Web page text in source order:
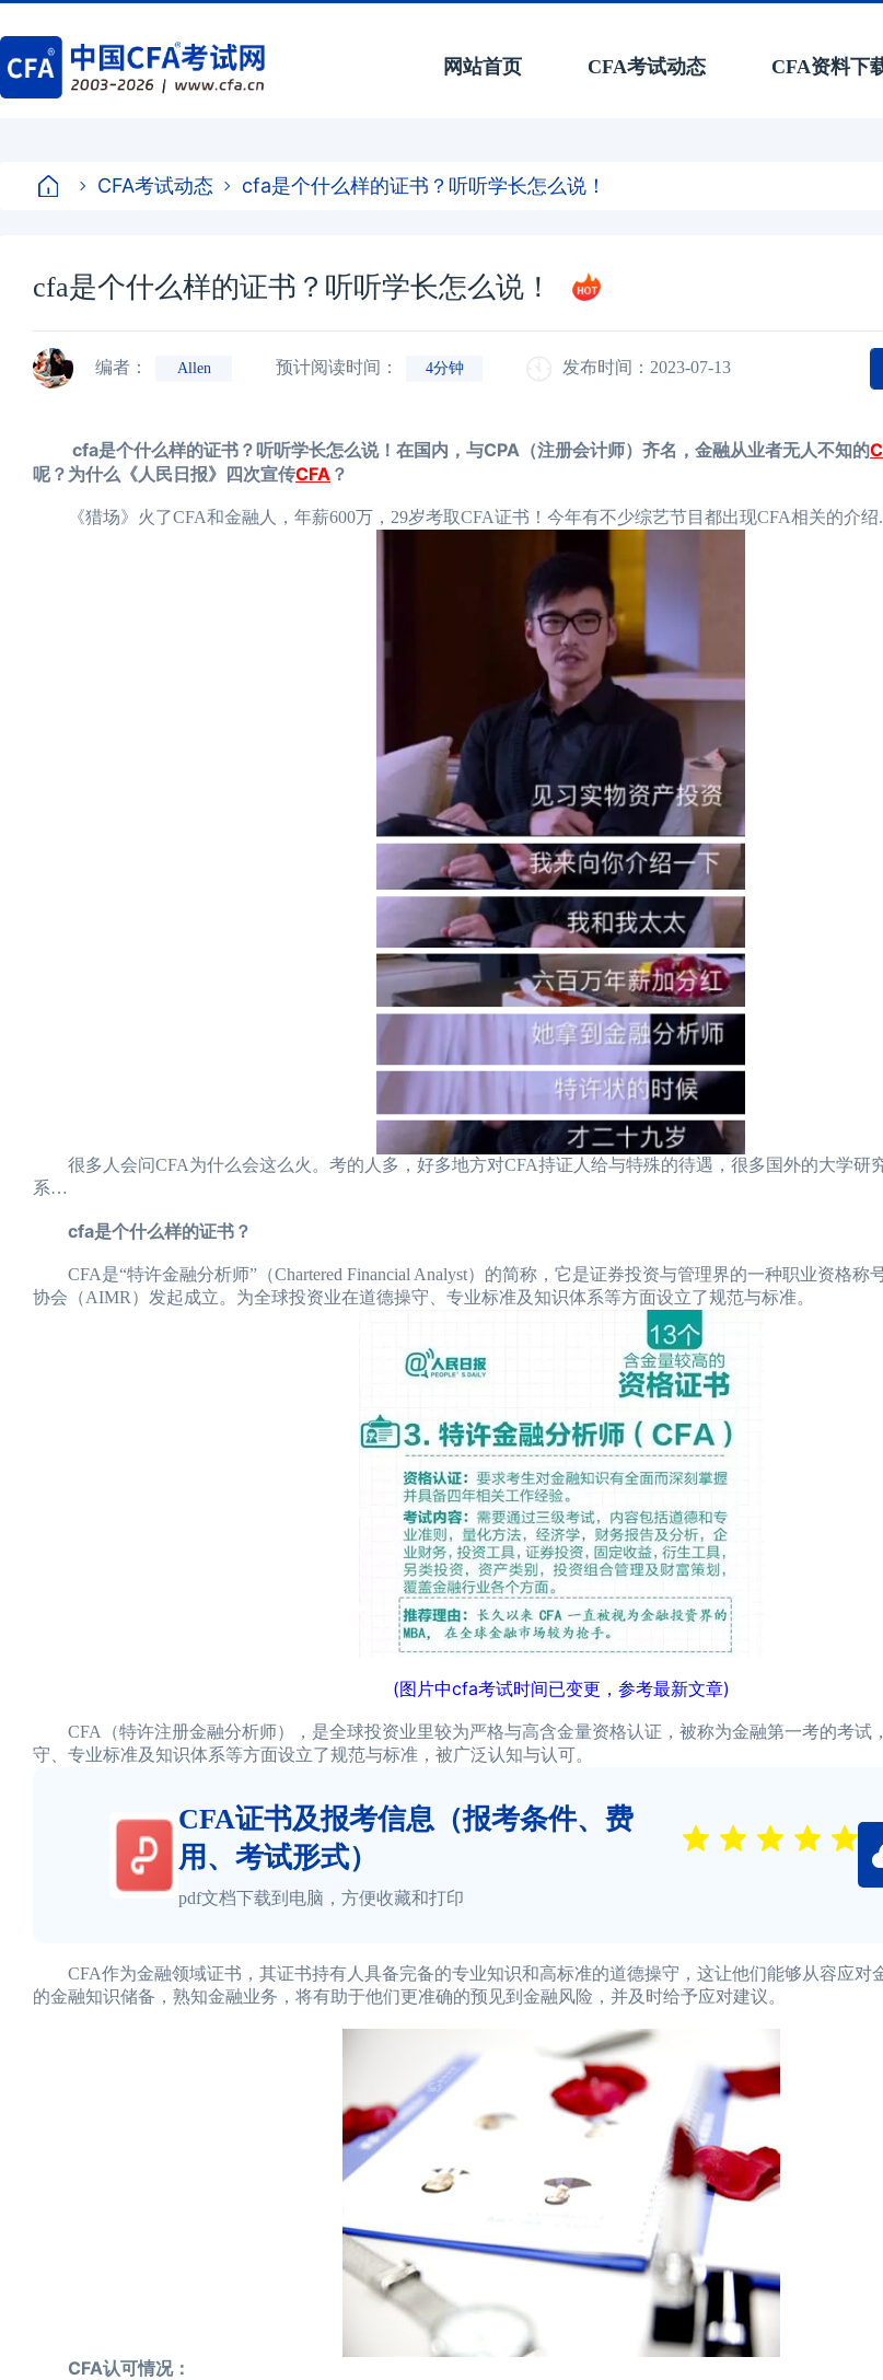
网站首页 CFA考试动态 CFA资料下
CFA考试动态 cfa是个什么样的证书？听听学长怎么说！
cfa是个什么样的证书？听听学长怎么说！
编者： Allen 预计阅读时间： 4分钟 发布时间：2023-07-13
cfa是个什么样的证书？听听学长怎么说！ 在国内，与CPA（注册会计师）齐名，金融从业者无人不知的
呢？为什么《人民日报》四次宣传CFA ？
《猎场》火了CFA和金融人，年薪600万，29岁考取CFA证书！今年有不少综艺节目都出现CFA相关的介绍
很多人会问CFA为什么会这么火。考的人多，好多地方对CFA持证人给与特殊的待遇，很多国外的大学研
系…
cfa是个什么样的证书？
CFA是“特许金融分析师”（Chartered Financial Analyst）的简称，它是证券投资与管理界的一种职业资格称
协会（AIMR）发起成立。为全球投资业在道德操守、专业标准及知识体系等方面设立了规范与标准。
(图片中cfa考试时间已变更，参考最新文章)
CFA（特许注册金融分析师），是全球投资业里较为严格与高含金量资格认证，被称为金融第一考的考试
守、专业标准及知识体系等方面设立了规范与标准，被广泛认知与认可。
CFA证书及报考信息（报考条件、费
用、考试形式）
pdf文档下载到电脑，方便收藏和打印
CFA作为金融领域证书，其证书持有人具备完备的专业知识和高标准的道德操守，这让他们能够从容应对
的金融知识储备，熟知金融业务，将有助于他们更准确的预见到金融风险，并及时给予应对建议。
CFA认可情况：